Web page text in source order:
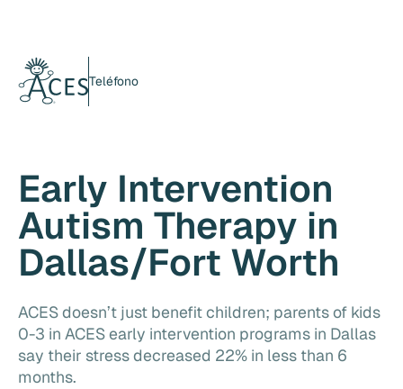
Teléfono
Early Intervention
Autism Therapy in
Dallas/Fort Worth
ACES doesn’t just benefit children; parents of kids
0-3 in ACES early intervention programs in Dallas
say their stress decreased 22% in less than 6
months.